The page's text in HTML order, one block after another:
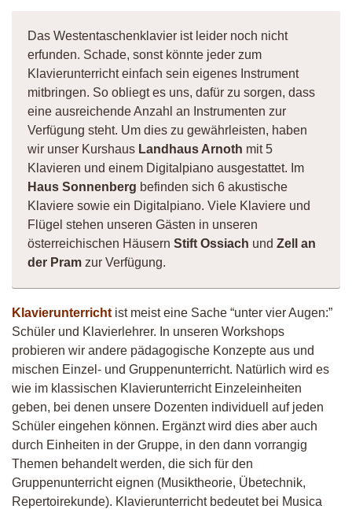
Das Westentaschenklavier ist leider noch nicht
erfunden. Schade, sonst könnte jeder zum
Klavierunterricht einfach sein eigenes Instrument
mitbringen. So obliegt es uns, dafür zu sorgen, dass
eine ausreichende Anzahl an Instrumenten zur
Verfügung steht. Um dies zu gewährleisten, haben
wir unser Kurshaus Landhaus Arnoth mit 5
Klavieren und einem Digitalpiano ausgestattet. Im
Haus Sonnenberg befinden sich 6 akustische
Klaviere sowie ein Digitalpiano. Viele Klaviere und
Flügel stehen unseren Gästen in unseren
österreichischen Häusern Stift Ossiach und Zell an
der Pram zur Verfügung.
Klavierunterricht ist meist eine Sache “unter vier Augen:”
Schüler und Klavierlehrer. In unseren Workshops
probieren wir andere pädagogische Konzepte aus und
mischen Einzel- und Gruppenunterricht. Natürlich wird es
wie im klassischen Klavierunterricht Einzeleinheiten
geben, bei denen unsere Dozenten individuell auf jeden
Schüler eingehen können. Ergänzt wird dies aber auch
durch Einheiten in der Gruppe, in den dann vorrangig
Themen behandelt werden, die sich für den
Gruppenunterricht eignen (Musiktheorie, Übetechnik,
Repertoirekunde). Klavierunterricht bedeutet bei Musica